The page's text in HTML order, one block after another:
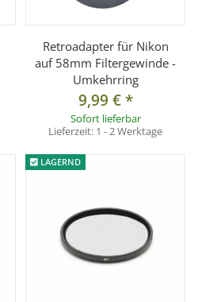
Retroadapter für Nikon
auf 58mm Filtergewinde -
Umkehrring
9,99 €*
Sofort lieferbar
Lieferzeit: 1 - 2 Werktage
LAGERND